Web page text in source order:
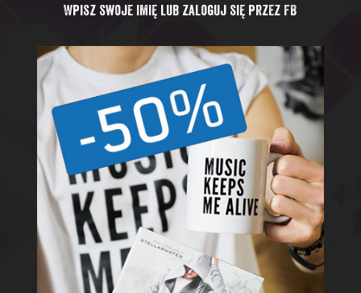
Wpisz swoje imię lub zaloguj się przez FB